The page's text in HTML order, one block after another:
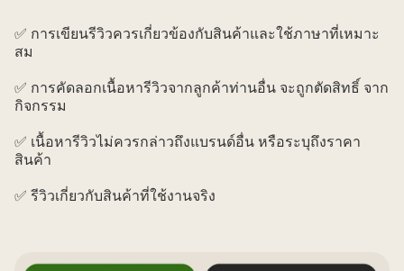
✅ การเขียนรีวิวควรเกี่ยวข้องกับสินค้าและใช้ภาษาที่เหมาะ
สม
✅ การคัดลอกเนื้อหารีวิวจากลูกค้าท่านอื่น จะถูกตัดสิทธิ์ จาก
กิจกรรม
✅ เนื้อหารีวิวไม่ควรกล่าวถึงแบรนด์อื่น หรือระบุถึงราคา
สินค้า
✅ รีวิวเกี่ยวกับสินค้าที่ใช้งานจริง